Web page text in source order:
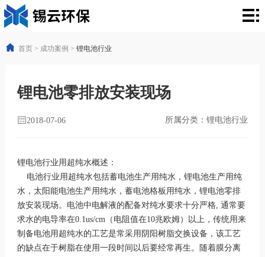
首
首页> 成功案例 > 锂电池行业
锂电池零排放安装现场
2018-07-06 所属分类：锂电池行业
锂电池行业用超纯水概述：
电池行业用超纯水包括蓄电池生产用纯水，锂电池生产用纯
水，太阳能电池生产用纯水，蓄电池格板用纯水，锂电池零排
放安装现场。电池中电解液的配备对纯水要求十分严格, 通常要
求水的电导率在0.1us/cm（电阻值在10兆欧姆）以上，传统用来
制备电池用超纯水的工艺是常采用阴阳树脂交换设备，该工艺
的缺点在于树脂在使用一段时间以后要经常再生。随着膜分离